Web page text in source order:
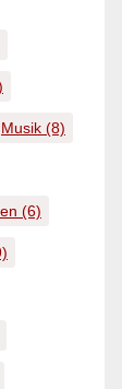
Musik (8)
(6)